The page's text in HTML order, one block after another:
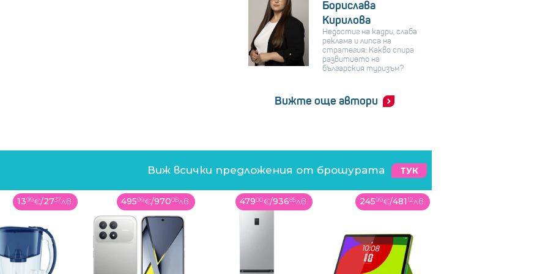
се отразява и на инфлацията и така
критерия, което ще доведе до
до 6,41 лв.": В коя европейска страна
си купите най-евтиния хляб?
Борислава
Кирилова
Недостиг на кадри, слаба
реклама и липса на
стратегия: Какво спира
развитието на
българския туризъм?
Вижте още автори
Виж всички предложения от брошурата ТУК
1399€/2737лв. 49599€/97008лв. 47900€/93685лв. 24599€/48112лв.